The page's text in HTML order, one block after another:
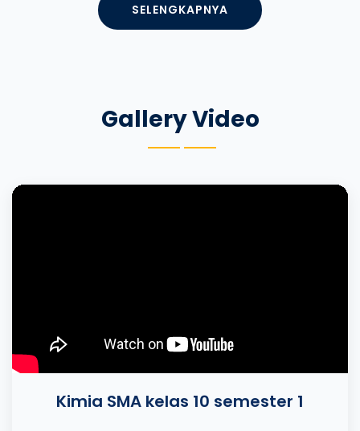
SELENGKAPNYA
Gallery Video
Kimia SMA kelas 10 semester 1